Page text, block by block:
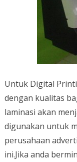
Untuk Digital
dengan kualitas
laminasi akan
digunakan untuk
perusahaan
ini.Jika anda